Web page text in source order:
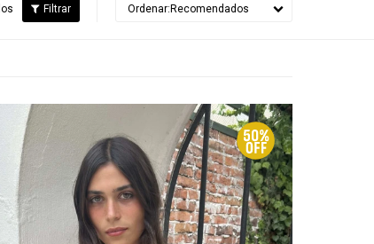
Recomendados